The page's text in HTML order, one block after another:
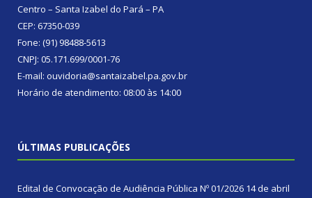
Centro – Santa Izabel do Pará – PA
CEP: 67350-039
Fone: (91) 98488-5613
CNPJ: 05.171.699/0001-76
E-mail: ouvidoria@santaizabel.pa.gov.br
Horário de atendimento: 08:00 às 14:00
ÚLTIMAS PUBLICAÇÕES
Edital de Convocação de Audiência Pública Nº 01/2026 14 de abril